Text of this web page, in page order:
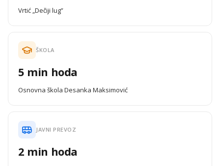
Vrtić „Dečiji lug”
ŠKOLA
5 min hoda
Osnovna škola Desanka Maksimović
JAVNI PREVOZ
2 min hoda